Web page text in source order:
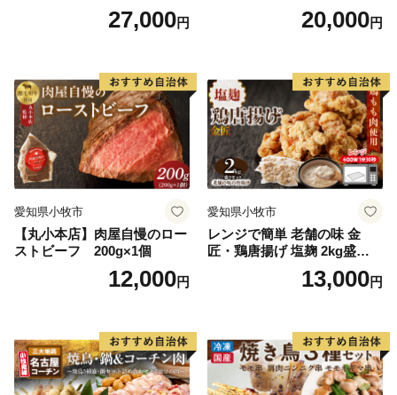
27,000円 20,000円
愛知県小牧市
【丸小本店】肉屋自慢のロー
ストビーフ 200g×1個
12,000円
愛知県小牧市
レンジで簡単 老舗の味 金
匠・鶏唐揚げ 塩麹 2kg盛りセ
ット（500g×4袋） からあげ
レンジ 冷凍 調理済み 味付き
便利 レンジ 自然解凍 弁当 お
かず 惣菜 食品 おつまみ グル
メ お取り寄せ 小牧市 送料無
料
13,000円